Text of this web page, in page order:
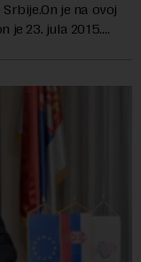
je na ovoj
je 23. jula 2015.